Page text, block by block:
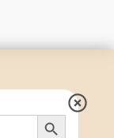
Search Button